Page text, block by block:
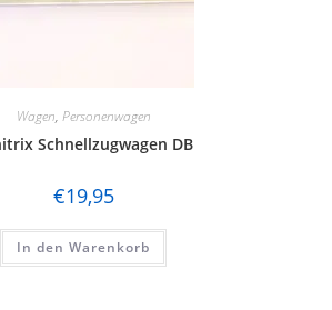
Wagen, Personenwagen
Schnellzugwagen DB
€19,95
In den Warenkorb